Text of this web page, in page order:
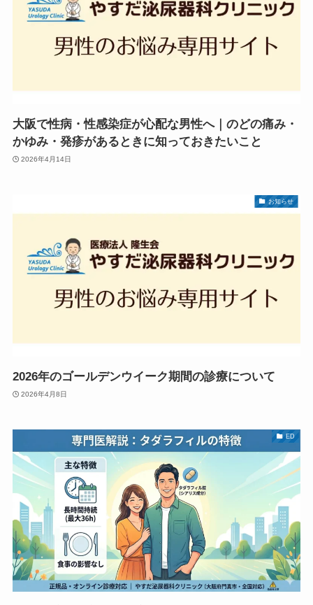
大阪で性病・性感染症が心配な男性へ｜のどの痛み・
かゆみ・発疹があるときに知っておきたいこと
2026年4月14日
お知らせ
2026年のゴールデンウイーク期間の診療について
2026年4月8日
ED